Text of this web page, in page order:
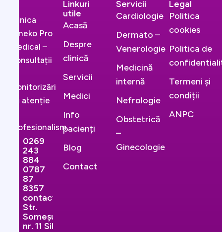
Clinica
Gineko Pro
Medical –
Consultații
monitorizări
cu atenție
profesionalism.
0269
243
884
0787
87
8357
contact@ginekopromedical.ro
Str.
Someșului,
nr. 11 Sibiu
Linkuri
utile
Acasă
Despre
clinică
Servicii
Medici
Info
pacienți
Blog
Contact
Servicii
Cardiologie
Dermato –
Venerologie
Medicină
internă
Nefrologie
Obstetrică
–
Ginecologie
Legal
Politica
cookies
Politica de
Termeni și
condiții
ANPC